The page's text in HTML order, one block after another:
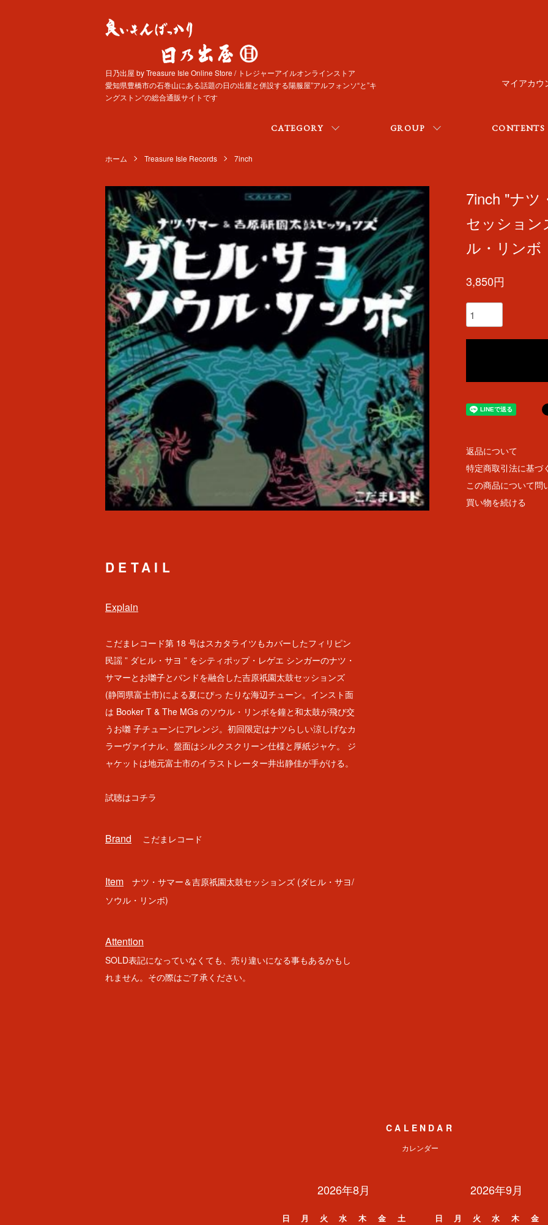
日乃出屋 by Treasure Isle Online Store / トレジャーアイルオンラインストア
愛知県豊橋市の石巻山にある話題の日の出屋と併設する陽服屋”アルフォンソ“と”キ
ングストン“の総合通販サイトです
CATEGORY GROUP CONTENTS
マイアカウ
ホーム Treasure Isle Records 7inch
7inch "ナツ
セッション
ル・リンボ
3,850円
返品について
特定商取引法に基づ
この商品について問
買い物を続ける
DETAIL
Explain
こだまレコード第 18 号はスカタライツもカバーしたフィリピン
民謡 ” ダヒル・サヨ ” をシティポップ・レゲエ シンガーのナツ・
サマーとお囃子とバンドを融合した吉原祇園太鼓セッションズ
(静岡県富士市)による夏にぴっ たりな海辺チューン。インスト面
は Booker T & The MGs のソウル・リンボを鐘と和太鼓が飛び交
うお囃 子チューンにアレンジ。初回限定はナツらしい涼しげなカ
ラーヴァイナル、盤面はシルクスクリーン仕様と厚紙ジャケ。 ジ
ャケットは地元富士市のイラストレーター井出静佳が手がける。
試聴はコチラ
Brand こだまレコード
Item ナツ・サマー＆吉原祇園太鼓セッションズ (ダヒル・サヨ/
ソウル・リンボ)
Attention
SOLD表記になっていなくても、売り違いになる事もあるかもし
れません。その際はご了承ください。
CALENDAR
カレンダー
2026年8月
日 月 火 水 木 金
土
2026年9月
日 月 火 水 木 金